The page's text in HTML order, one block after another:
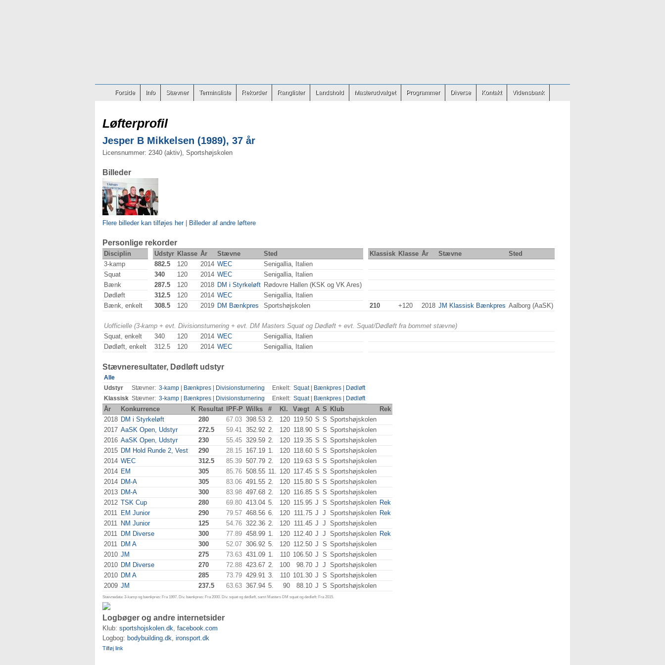
Forside Info Stævner Terminsliste Rekorder Ranglister Landshold Masterudvalget Programmer Diverse Kontakt Vidensbank
Løfterprofil
Jesper B Mikkelsen (1989), 37 år
Licensnummer: 2340 (aktiv), Sportshøjskolen
Billeder
Flere billeder kan tilføjes her| Billeder af andre løftere
Personlige rekorder
Disciplin Udstyr Klasse År Stævne Sted Klassisk Klasse År Stævne
Sted
3-kamp
882.5 120 2014 WEC
Senigallia, Italien
Squat
340 120 2014 WEC
Senigallia, Italien
Bænk
287.5 120 2018 DM i Styrkeløft Rødovre Hallen (KSK og VK Ares)
Dødløft
312.5 120 2014 WEC
Senigallia, Italien
Bænk, enkelt
308.5 120 2019 DM Bænkpres Sportshøjskolen 210 +120 2018 JM Klassisk Bænkpres Aalborg (AaSK)
Uofficielle (3-kamp + evt. Divisionsturnering + evt. DM Masters Squat og Dødløft + evt. Squat/Dødløft fra bommet stævne)
Squat, enkelt
340 120 2014 WEC
Senigallia, Italien
Dødløft, enkelt
312.5 120 2014 WEC Senigallia, Italien
Stævneresultater, Dødløft udstyr
Alle
Udstyr
Stævner: 3-kamp Bænkpres Divisionsturnering Enkelt: Squat| Bænkpres
Dødløft
Klassisk Stævner: 3-kamp Bænkpres Divisionsturnering Enkelt: Squat| Bænkpres Dødløft
År Konkurrence K Resultat IPF-P Wilks # Kl. Vægt A S Klub
Rek
2018 DM i Styrkeløft 280 67.03 398.53 2. 120 119.50 S S Sportshøjskolen
2017 AaSK Open, Udstyr 272.5 59.41 352.92 2. 120 118.90 S S Sportshøjskolen
2016 AaSK Open, Udstyr 230 55.45 329.59 2. 120 119.35 S S Sportshøjskolen
2015 DM Hold Runde 2, Vest 290 28.15 167.19 1. 120 118.60 S S Sportshøjskolen
2014 WEC 312.5 85.39 507.79 2. 120 119.63 S S Sportshøjskolen
2014 EM 305 85.76 508.55 11. 120 117.45 S S Sportshøjskolen
2014 DM-A 305 83.06 491.55 2. 120 115.80 S S Sportshøjskolen
2013 DM-A 300 83.98 497.68 2. 120 116.85 S S Sportshøjskolen
2012 TSK Cup 280 69.80 413.04 5. 120 115.95 J S Sportshøjskolen Rek
2011 EM Junior 290 79.57 468.56 6. 120 111.75 J J Sportshøjskolen Rek
2011 NM Junior 125 54.76 322.36 2. 120 111.45 J J Sportshøjskolen
2011 DM Diverse 300 77.89 458.99 1. 120 112.40 J J Sportshøjskolen Rek
2011 DM A 300 52.07 306.92 5. 120 112.50 J S Sportshøjskolen
2010 JM 275 73.63 431.09 1. 110 106.50 J S Sportshøjskolen
2010 DM Diverse 270 72.88 423.67 2. 100 98.70 J J Sportshøjskolen
2010 DM A 285 73.79 429.91 3. 110 101.30 J S Sportshøjskolen
2009 JM 237.5 63.63 367.94 5. 90 88.10 J S Sportshøjskolen
Stævnedata: 3-kamp og bænkpres: Fra 1997. Div. bænkpres: Fra 2000. Div. squat og dødløft, samt Masters DM squat og dødløft: Fra 2015.
Logbøger og andre internetsider
Klub: sportshojskolen.dk, facebook.com
Logbog: bodybuilding.dk, ironsport.dk
Tilføj link